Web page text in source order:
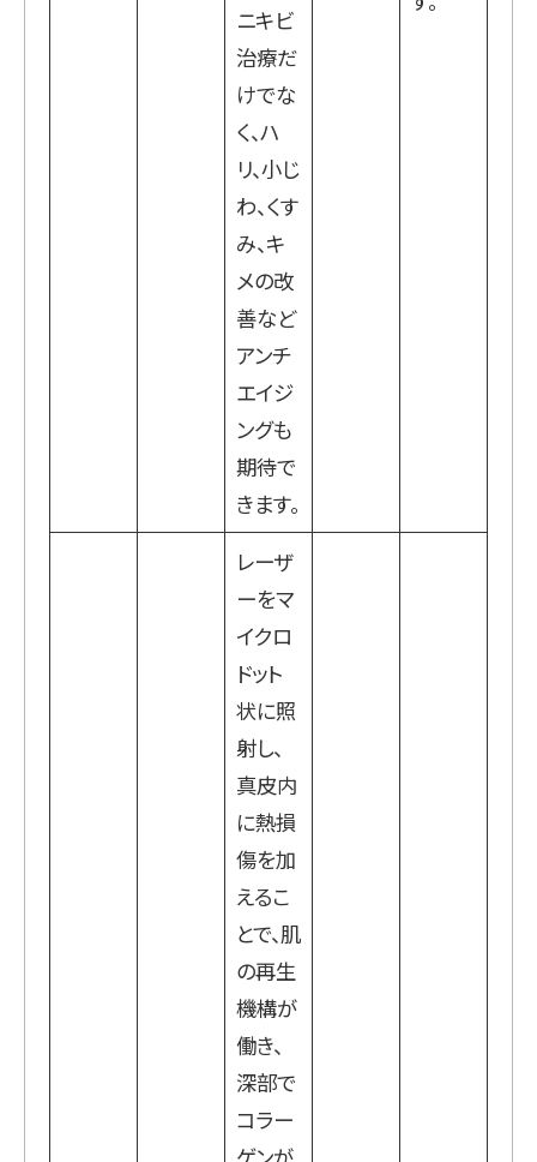
ニキビ
治療だ
けでな
く、ハ
リ、小じ
わ、くす
み、キ
メの改
善など
アンチ
エイジ
ングも
期待で
きます。
レーザ
ーをマ
イクロ
ドット
状に照
射し、
真皮内
に熱損
傷を加
えるこ
とで、肌
の再生
機構が
働き、
深部で
コラー